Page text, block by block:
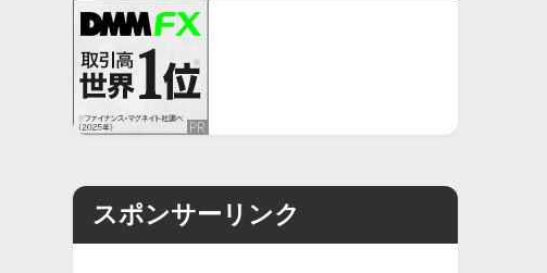
スポンサーリンク